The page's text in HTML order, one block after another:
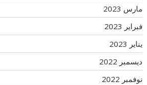
مارس 2023
فبراير 2023
يناير 2023
ديسمبر 2022
نوفمبر 2022